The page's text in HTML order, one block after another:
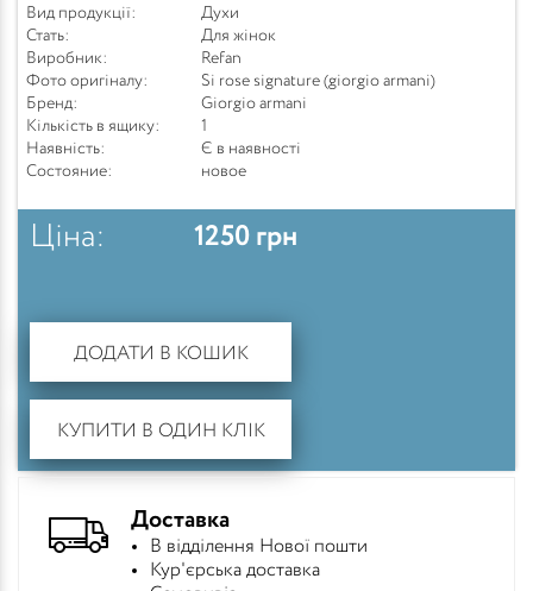
Вид продукції:
Духи
Стать:
Для жінок
Виробник:
Refan
Фото оригіналу:
Si rose signature (giorgio armani)
Бренд:
Giorgio armani
Кількість в ящику:
1
Наявність:
Є в наявності
Состояние:
новое
Ціна: 1250 грн
ДОДАТИ В КОШИК
КУПИТИ В ОДИН КЛІК
Доставка
В відділення Нової пошти
Кур'єрська доставка